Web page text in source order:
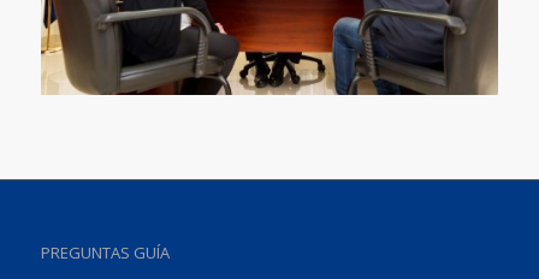
PREGUNTAS GUÍA